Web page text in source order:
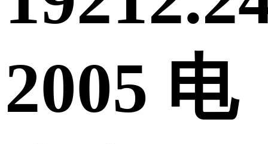
2005 电